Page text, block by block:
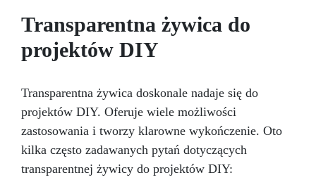
różnych powierzchni, w tym włókna szklanego i
metalu, łatwa w użyciu (stosunek 2:1)
Transparentna żywica do
projektów DIY
Transparentna żywica doskonale nadaje się do
projektów DIY. Oferuje wiele możliwości
zastosowania i tworzy klarowne wykończenie. Oto
kilka często zadawanych pytań dotyczących
transparentnej żywicy do projektów DIY: